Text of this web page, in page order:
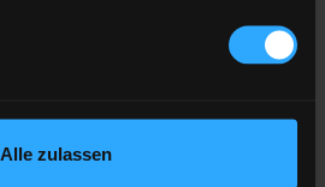
Alle zulassen